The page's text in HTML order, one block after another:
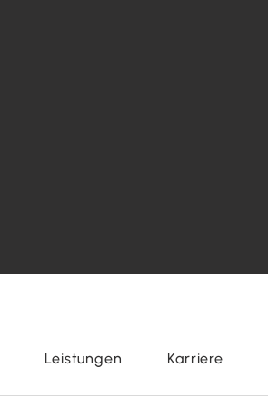
Leistungen Karriere